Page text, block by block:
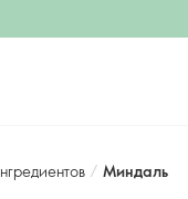
/ Миндаль